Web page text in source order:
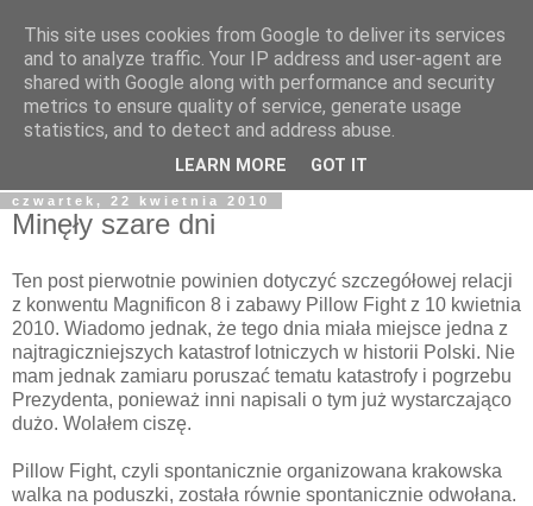
Tapioka Pana Goka
Blog należący do Goku122 - studenta Informatyki, fascynata
kultury japońskiej, fantastyki i wielu innych rzeczy.
czwartek, 22 kwietnia 2010
Minęły szare dni
Ten post pierwotnie powinien dotyczyć szczegółowej relacji
z konwentu Magnificon 8 i zabawy Pillow Fight z 10 kwietnia
2010. Wiadomo jednak, że tego dnia miała miejsce jedna z
najtragiczniejszych katastrof lotniczych w historii Polski. Nie
mam jednak zamiaru poruszać tematu katastrofy i pogrzebu
Prezydenta, ponieważ inni napisali o tym już wystarczająco
dużo. Wolałem ciszę.
Pillow Fight, czyli spontanicznie organizowana krakowska
walka na poduszki, została równie spontanicznie odwołana.
This site uses cookies from Google to deliver its services
and to analyze traffic. Your IP address and user-agent are
shared with Google along with performance and security
metrics to ensure quality of service, generate usage
statistics, and to detect and address abuse.
LEARN MORE GOT IT